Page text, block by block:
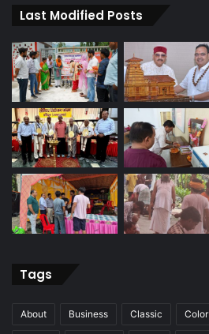
Last Modified Posts
Tags
About Business Classic Color